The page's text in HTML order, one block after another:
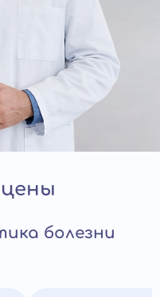
цены
болезни